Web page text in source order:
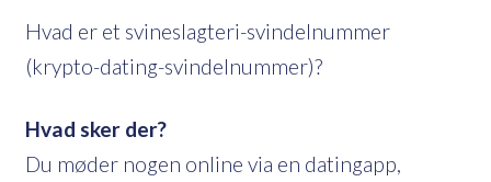
Hvad er et svineslagteri-svindelnummer
(krypto-dating-svindelnummer)?
Hvad sker der?
Du møder nogen online via en datingapp,